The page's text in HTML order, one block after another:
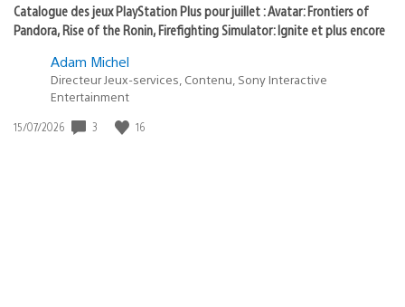
Catalogue des jeux PlayStation Plus pour juillet : Avatar: Frontiers of
Pandora, Rise of the Ronin, Firefighting Simulator: Ignite et plus encore
Adam Michel
Directeur Jeux-services, Contenu, Sony Interactive
Entertainment
Date
15/07/2026 3 16